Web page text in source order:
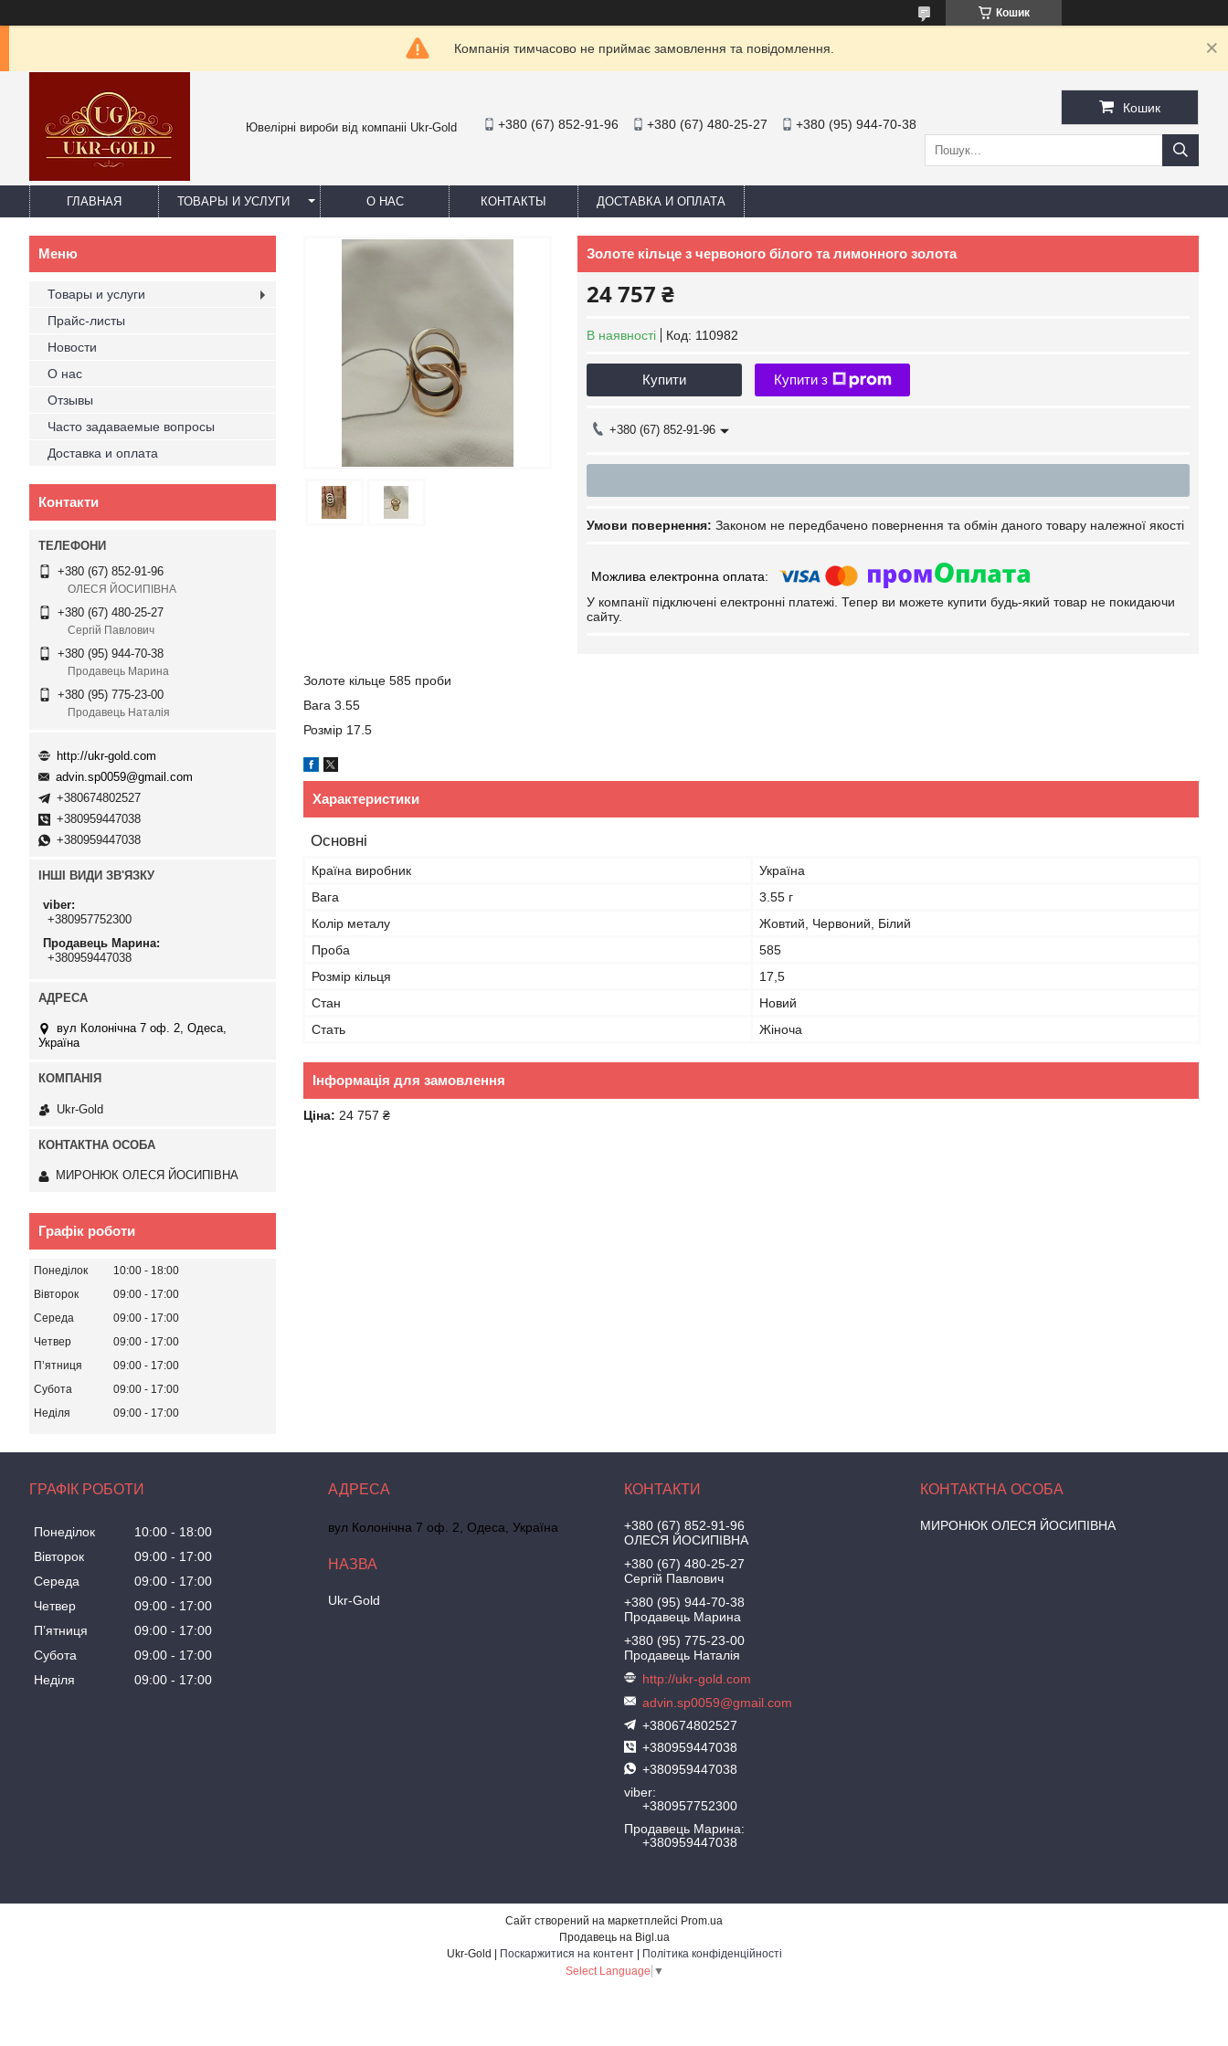
Кошик
Компанія тимчасово не приймає замовлення та повідомлення.
Ювелірні вироби від компаніі Ukr-Gold +380 (67) 852-91-96 +380 (67) 480-25-27 +380 (95) 944-70-38
Кошик
ГЛАВНАЯ ТОВАРЫ И УСЛУГИ О НАС КОНТАКТЫ ДОСТАВКА И ОПЛАТА
Золоте кільце з червоного білого та лимонного золота
24 757 ₴
В наявності Код: 110982
Купити Купити з
+380 (67) 852-91-96
Законом не передбачено повернення та обмін даного товару належної якості
У компанії підключені електронні платежі. Тепер ви можете купити будь-який товар не покидаючи
сайту.
Золоте кільце 585 проби
Вага 3.55
Розмір 17.5
Характеристики
Основні
Країна виробник
Україна
Вага
3.55 г
Колір металу
Жовтий, Червоний, Білий
Проба
585
Розмір кільця
17,5
Стан
Новий
Стать
Жіноча
Інформація для замовлення
Ціна: 24 757 ₴
Товары и услуги
Прайс-листы
Новости
О нас
Отзывы
Часто задаваемые вопросы
Доставка и оплата
Контакти
+380 (67) 852-91-96
ОЛЕСЯ ЙОСИПІВНА
+380 (67) 480-25-27
Сергій Павлович
+380 (95) 944-70-38
Продавець Марина
+380 (95) 775-23-00
Продавець Наталія
http://ukr-gold.com
advin.sp0059@gmail.com
+380674802527
+380959447038
+380959447038
ІНШІ ВИДИ ЗВ'ЯЗКУ
viber
+380957752300
Продавець Марина
+380959447038
вул Колонічна 7 оф. 2, Одеса,
Україна
Ukr-Gold
МИРОНЮК ОЛЕСЯ ЙОСИПІВНА
Графік роботи
Понеділок 10:00
18:00
Вівторок
09:00
17:00
Середа
09:00
17:00
Четвер
09:00
17:00
Пʼятниця
09:00
17:00
Субота
09:00
17:00
Неділя
09:00 17:00
ГРАФІК РОБОТИ
Понеділок 10:00
18:00
Вівторок
09:00
17:00
Середа
09:00
17:00
Четвер
09:00
17:00
Пʼятниця
09:00
17:00
Субота
09:00
17:00
Неділя
09:00 17:00
вул Колонічна 7 оф. 2, Одеса, Україна
Ukr-Gold
+380 (67) 852-91-96
ОЛЕСЯ ЙОСИПІВНА
+380 (67) 480-25-27
Сергій Павлович
+380 (95) 944-70-38
Продавець Марина
+380 (95) 775-23-00
Продавець Наталія
http://ukr-gold.com
advin.sp0059@gmail.com
+380674802527
+380959447038
+380959447038
viber
+380957752300
Продавець Марина
+380959447038
МИРОНЮК ОЛЕСЯ ЙОСИПІВНА
Сайт створений на маркетплейсі Prom.ua
Продавець на Bigl.ua
Поскаржитися на контент
Політика конфіденційності
Select Language ▼